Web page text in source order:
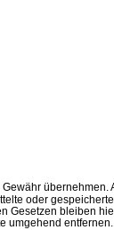
übernehmen.
oder
Gesetzen bleiben
umgehend entfernen.